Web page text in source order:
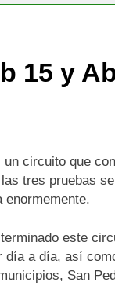
15 y
circuito que
tres pruebas
enormemente.
este
día a día, así
San